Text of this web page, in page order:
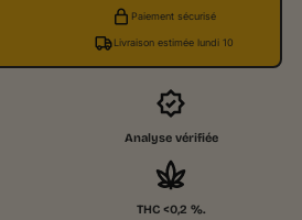
Paiement sécurisé
Livraison estimée lundi 10
Analyse vérifiée
THC <0,2 %.